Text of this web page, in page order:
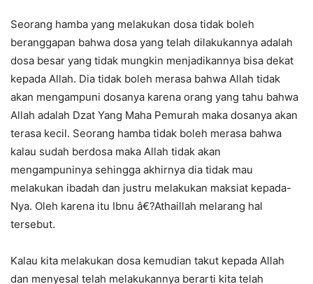
Seorang hamba yang melakukan dosa tidak boleh
beranggapan bahwa dosa yang telah dilakukannya adalah
dosa besar yang tidak mungkin menjadikannya bisa dekat
kepada Allah. Dia tidak boleh merasa bahwa Allah tidak
akan mengampuni dosanya karena orang yang tahu bahwa
Allah adalah Dzat Yang Maha Pemurah maka dosanya akan
terasa kecil. Seorang hamba tidak boleh merasa bahwa
kalau sudah berdosa maka Allah tidak akan
mengampuninya sehingga akhirnya dia tidak mau
melakukan ibadah dan justru melakukan maksiat kepada-
Nya. Oleh karena itu Ibnu â€?Athaillah melarang hal
tersebut.
Kalau kita melakukan dosa kemudian takut kepada Allah
dan menyesal telah melakukannya berarti kita telah